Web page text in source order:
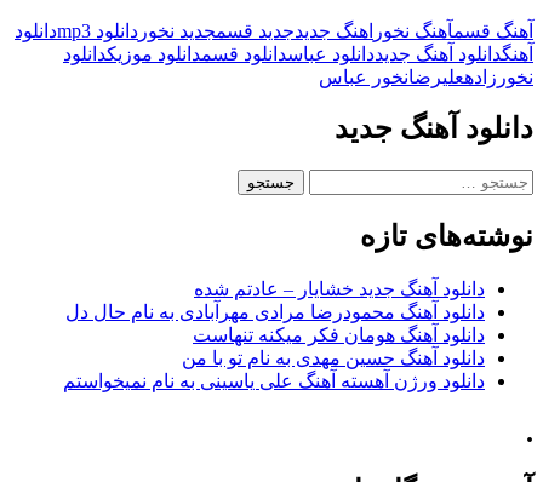
آهنگ قسمآهنگ نخور اهنگ جدیدجدید قسمجدید نخور دانلود mp3
دانلود
آهنگدانلود آهنگ جدیددانلود عباسدانلود قسمدانلود موزیکدانلود
نخور زادهعلیرضانخور عباس
دانلود آهنگ جدید
جستجو
نوشته‌های تازه
دانلود آهنگ جدید خشایار – عادتم شده
دانلود آهنگ محمودرضا مرادی مهرآبادی به نام حال دل
دانلود آهنگ هومان فکر میکنه تنهاست
دانلود آهنگ حسین مهدی به نام تو با من
دانلود ورژن آهسته آهنگ علی یاسینی به نام نمیخواستم
.